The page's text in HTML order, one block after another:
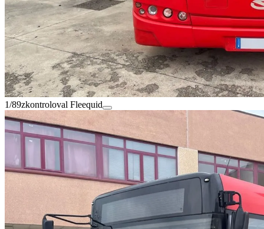
1/89zkontroloval Fleequid